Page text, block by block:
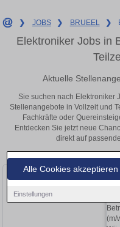
Alle Cookies akzeptieren
Einstellungen
❯ JOBS ❯ BRUEEL ❯
Elektroniker Jobs in
Aktuelle
Sie suchen nach Elektroniker
Stellenangebote in Vollzeit und
Fachkräfte oder
Entdecken Sie jetzt neue
direkt auf